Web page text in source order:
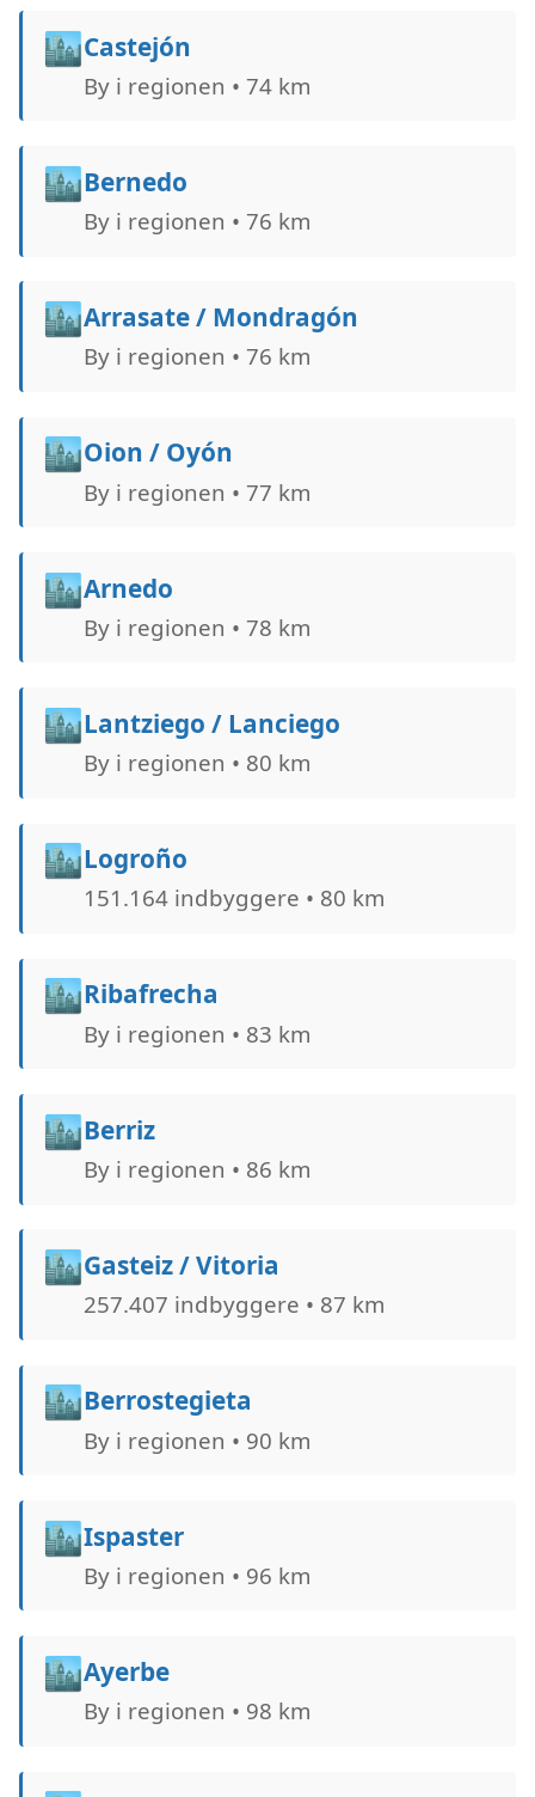
🏙️Castejón
By i regionen • 74 km
🏙️Bernedo
By i regionen • 76 km
🏙️Arrasate / Mondragón
By i regionen • 76 km
🏙️Oion / Oyón
By i regionen • 77 km
🏙️Arnedo
By i regionen • 78 km
🏙️Lantziego / Lanciego
By i regionen • 80 km
🏙️Logroño
151.164 indbyggere • 80 km
🏙️Ribafrecha
By i regionen • 83 km
🏙️Berriz
By i regionen • 86 km
🏙️Gasteiz / Vitoria
257.407 indbyggere • 87 km
🏙️Berrostegieta
By i regionen • 90 km
🏙️Ispaster
By i regionen • 96 km
🏙️Ayerbe
By i regionen • 98 km